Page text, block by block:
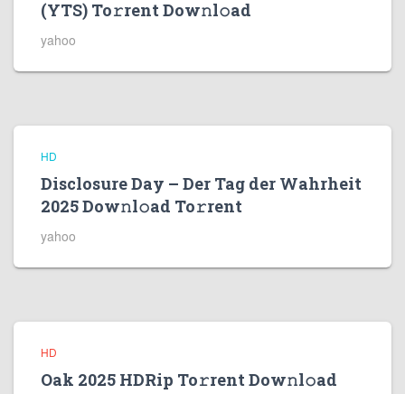
(YTS) To𝚛rent Dow𝚗l𝚘ad
yahoo
HD
Disclosure Day – Der Tag der Wahrheit
2025 Dow𝚗l𝚘ad To𝚛rent
yahoo
HD
Oak 2025 HDRip To𝚛rent Dow𝚗l𝚘ad